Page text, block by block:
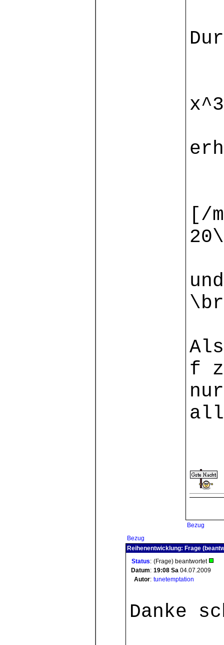
[/
f
Bezug
Bezug
Reihenentwicklung: Frage
Status: (Frage) beantwortet
Datum: 19:08 Sa 04.07.2009
Autor: tunetemptation
Danke